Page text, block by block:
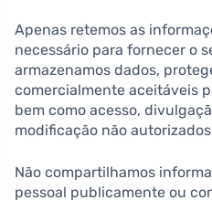
Apenas retemos as
necessário para fornecer o
armazenamos dados,
comercialmente aceitáveis
bem como acesso,
modificação não
Não compartilhamos
pessoal publicamente ou